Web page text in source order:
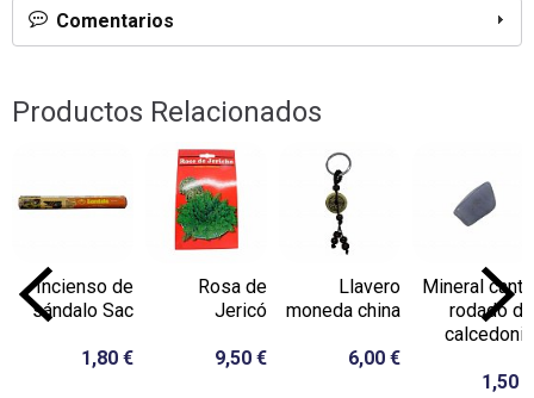
Comentarios
Productos Relacionados
Incienso de
sándalo Sac
1,80 €
Rosa de
Jericó
9,50 €
Llavero
moneda china
6,00 €
Mineral canto
rodado de
calcedonia
1,50 €